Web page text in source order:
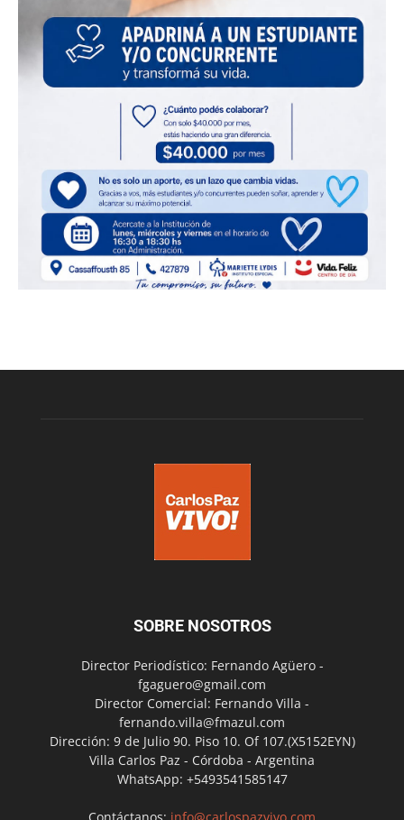
SOBRE NOSOTROS
Director Periodístico: Fernando Agüero -
fgaguero@gmail.com
Director Comercial: Fernando Villa -
fernando.villa@fmazul.com
Dirección: 9 de Julio 90. Piso 10. Of 107.(X5152EYN)
Villa Carlos Paz - Córdoba - Argentina
WhatsApp: +5493541585147